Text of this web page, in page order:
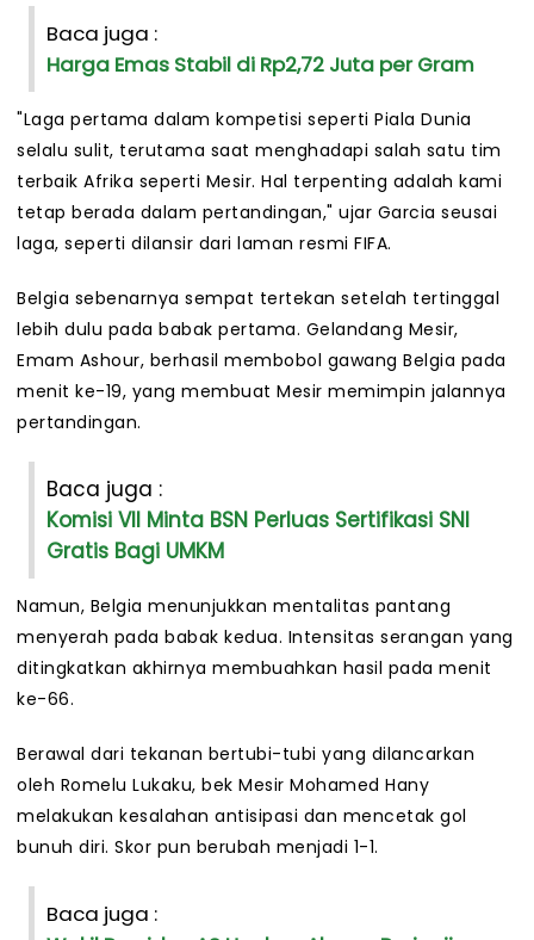
Baca juga :
Harga Emas Stabil di Rp2,72 Juta per Gram
"Laga pertama dalam kompetisi seperti Piala Dunia
selalu sulit, terutama saat menghadapi salah satu tim
terbaik Afrika seperti Mesir. Hal terpenting adalah kami
tetap berada dalam pertandingan," ujar Garcia seusai
laga, seperti dilansir dari laman resmi FIFA.
Belgia sebenarnya sempat tertekan setelah tertinggal
lebih dulu pada babak pertama. Gelandang Mesir,
Emam Ashour, berhasil membobol gawang Belgia pada
menit ke-19, yang membuat Mesir memimpin jalannya
pertandingan.
Baca juga :
Komisi VII Minta BSN Perluas Sertifikasi SNI
Gratis Bagi UMKM
Namun, Belgia menunjukkan mentalitas pantang
menyerah pada babak kedua. Intensitas serangan yang
ditingkatkan akhirnya membuahkan hasil pada menit
ke-66.
Berawal dari tekanan bertubi-tubi yang dilancarkan
oleh Romelu Lukaku, bek Mesir Mohamed Hany
melakukan kesalahan antisipasi dan mencetak gol
bunuh diri. Skor pun berubah menjadi 1-1.
Baca juga :